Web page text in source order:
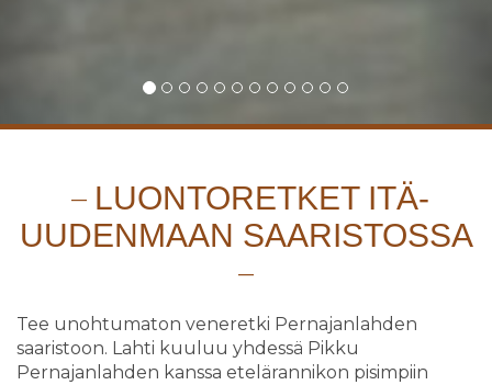
LUONTORETKET ITÄ-
UUDENMAAN SAARISTOSSA
Tee unohtumaton veneretki Pernajanlahden
saaristoon. Lahti kuuluu yhdessä Pikku
Pernajanlahden kanssa etelärannikon pisimpiin